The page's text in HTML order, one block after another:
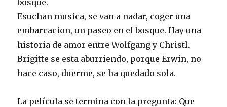
bosque.
Esuchan musica, se van a nadar, coger una
embarcacion, un paseo en el bosque. Hay una
historia de amor entre Wolfgang y Christl.
Brigitte se esta aburriendo, porque Erwin, no
hace caso, duerme, se ha quedado sola.
La película se termina con la pregunta: Que